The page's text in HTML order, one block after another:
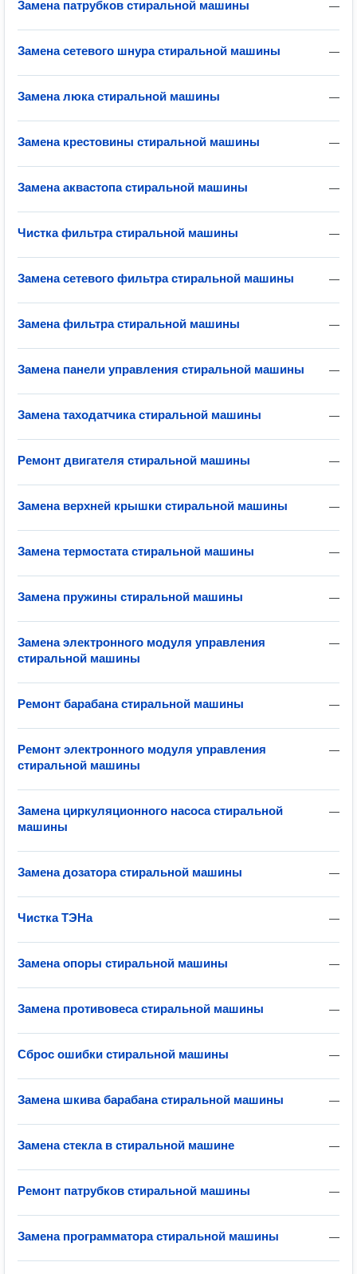
—
Замена патрубков стиральной машины
—
Замена сетевого шнура стиральной машины
—
Замена люка стиральной машины
—
Замена крестовины стиральной машины
—
Замена аквастопа стиральной машины
—
Чистка фильтра стиральной машины
—
Замена сетевого фильтра стиральной машины
—
Замена фильтра стиральной машины
—
Замена панели управления стиральной машины
—
Замена таходатчика стиральной машины
—
Ремонт двигателя стиральной машины
—
Замена верхней крышки стиральной машины
—
Замена термостата стиральной машины
—
Замена пружины стиральной машины
—
Замена электронного модуля управления
стиральной машины
—
Ремонт барабана стиральной машины
—
Ремонт электронного модуля управления
стиральной машины
—
Замена циркуляционного насоса стиральной
машины
—
Замена дозатора стиральной машины
—
Чистка ТЭНа
—
Замена опоры стиральной машины
—
Замена противовеса стиральной машины
—
Сброс ошибки стиральной машины
—
Замена шкива барабана стиральной машины
—
Замена стекла в стиральной машине
—
Ремонт патрубков стиральной машины
—
Замена программатора стиральной машины